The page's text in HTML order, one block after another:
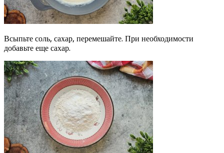
Всыпьте соль, сахар, перемешайте. При необходимости
добавьте еще сахар.